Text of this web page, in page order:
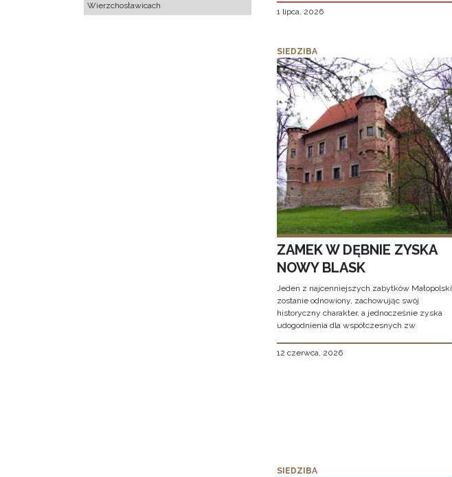
Wierzchosławicach
1 lipca, 2026
SIEDZIBA
ZAMEK W DĘBNIE ZYSKA
NOWY BLASK
Jeden z najcenniejszych zabytków Małopolski
zostanie odnowiony, zachowując swój
historyczny charakter, a jednocześnie zyska
udogodnienia dla współczesnych zw
12 czerwca, 2026
SIEDZIBA